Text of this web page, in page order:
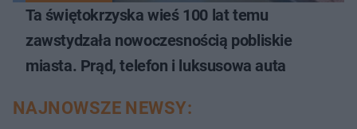
Ta świętokrzyska wieś 100 lat temu
zawstydzała nowoczesnością pobliskie
miasta. Prąd, telefon i luksusowa auta
NAJNOWSZE NEWSY: